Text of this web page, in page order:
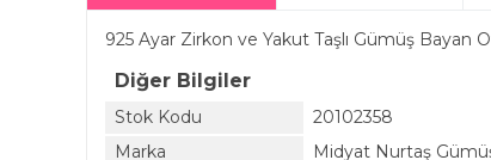
925 Ayar Zirkon ve Yakut Taşlı Gümüş Bayan
Diğer Bilgiler
Stok Kodu
20102358
Marka
Midyat Nurtaş